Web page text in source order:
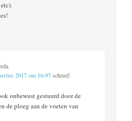
2017 om 16:07 schreef:
onbewust gestuurd door de
de ploeg aan de voeten van